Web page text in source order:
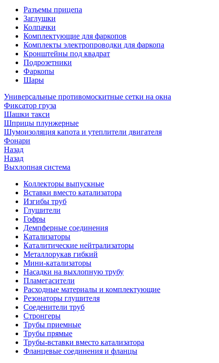
Разъемы прицепа
Заглушки
Колпачки
Комплектующие для фаркопов
Комплекты электропроводки для фаркопа
Кронштейны под квадрат
Подрозетники
Фаркопы
Шары
Универсальные противомоскитные сетки на окна
Фиксатор груза
Шашки такси
Шприцы плунжерные
Шумоизоляция капота и утеплители двигателя
Фонари
Назад
Назад
Выхлопная система
Коллекторы выпускные
Вставки вместо катализатора
Изгибы труб
Глушители
Гофры
Демпферные соединения
Катализаторы
Каталитические нейтрализаторы
Металлорукав гибкий
Мини-катализаторы
Насадки на выхлопную трубу
Пламегасители
Расходные материалы и комплектующие
Резонаторы глушителя
Соеденители труб
Стронгеры
Трубы приемные
Трубы прямые
Трубы-вставки вместо катализатора
Фланцевые соединения и фланцы